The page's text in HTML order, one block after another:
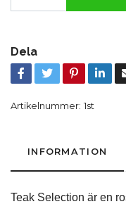
Dela
Artikelnummer: 1st
INFORMATION
Teak Selection är en